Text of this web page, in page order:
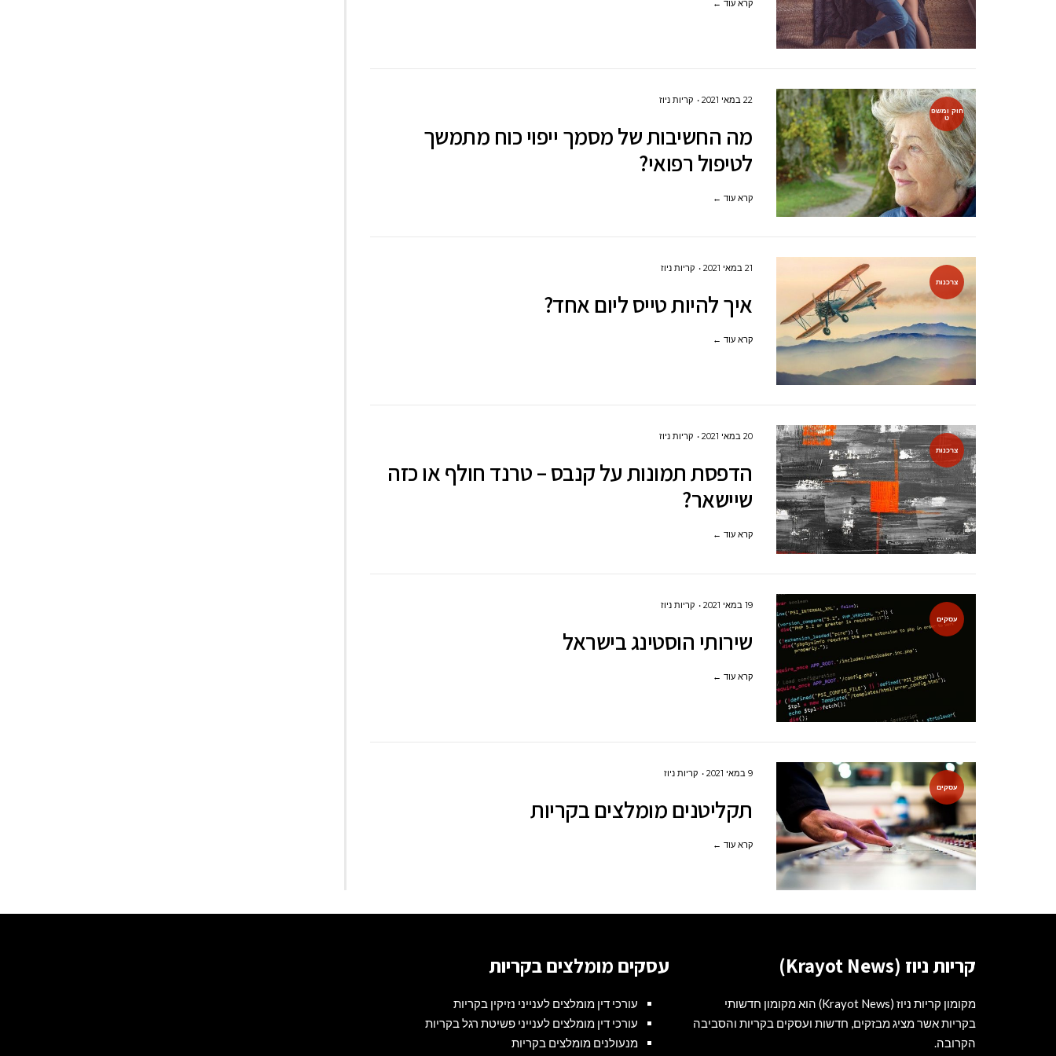
קרא עוד ←
חוק ומשפ
ט
22 במאי 2021 קריות ניוז
מה החשיבות של מסמך ייפוי כוח מתמשך
לטיפול רפואי?
קרא עוד ←
צרכנות
21 במאי 2021 קריות ניוז
איך להיות טייס ליום אחד?
קרא עוד ←
צרכנות
20 במאי 2021 קריות ניוז
הדפסת תמונות על קנבס – טרנד חולף או כזה
שיישאר?
קרא עוד ←
עסקים
19 במאי 2021 קריות ניוז
שירותי הוסטינג בישראל
קרא עוד ←
עסקים
9 במאי 2021 קריות ניוז
תקליטנים מומלצים בקריות
קרא עוד ←
קריות ניוז (Krayot News)
מקומון קריות ניוז (Krayot News) הוא מקומון חדשותי
בקריות אשר מציג מבזקים, חדשות ועסקים בקריות והסביבה
הקרובה.
עסקים מומלצים בקריות
עורכי דין מומלצים לענייני נזיקין בקריות
עורכי דין מומלצים לענייני פשיטת רגל בקריות
מנעולנים מומלצים בקריות